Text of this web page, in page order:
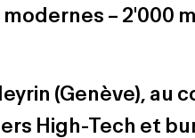
– 2'000
(Genève), au
High-Tech et